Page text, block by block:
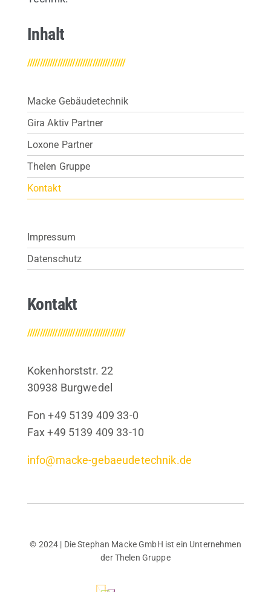
Inhalt
///////////////////////////////////////
Macke Gebäudetechnik
Gira Aktiv Partner
Loxone Partner
Thelen Gruppe
Kontakt
Impressum
Datenschutz
Kontakt
///////////////////////////////////////
Kokenhorststr. 22
30938 Burgwedel
Fon +49 5139 409 33-0
Fax +49 5139 409 33-10
info@macke-gebaeudetechnik.de
© 2024 | Die Stephan Macke GmbH ist ein Unternehmen
der Thelen Gruppe